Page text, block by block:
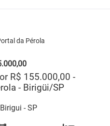
da Pérola
R$ 155.000,00 -
- Birigüi/SP
- SP